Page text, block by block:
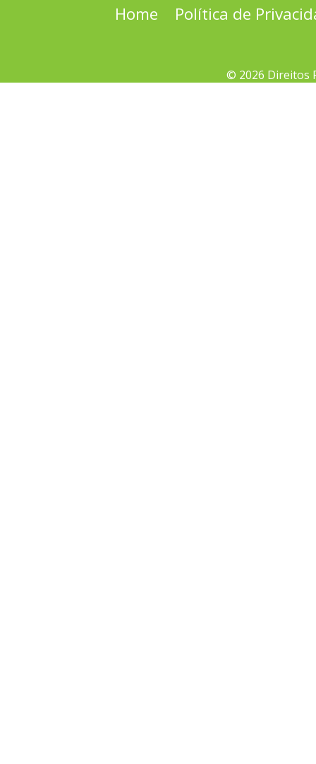
Home Política de
© 2026 Direitos